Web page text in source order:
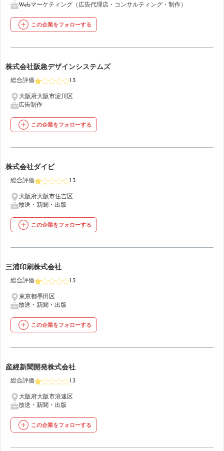
Webマーケティング（広告代理店・コンサルティング・制作）
この企業をフォローする
17
株式会社阪急デザインシステムズ
総合評価 1.3
大阪府大阪市淀川区
広告制作
この企業をフォローする
18
株式会社ダイビ
総合評価 1.3
大阪府大阪市住吉区
放送・新聞・出版
この企業をフォローする
19
三浦印刷株式会社
総合評価 1.3
東京都墨田区
放送・新聞・出版
この企業をフォローする
20
産經新聞開発株式会社
総合評価 1.3
大阪府大阪市浪速区
放送・新聞・出版
この企業をフォローする